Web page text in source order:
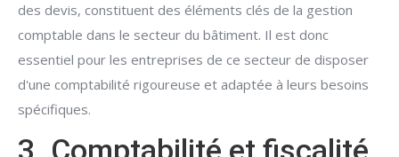
des devis, constituent des éléments clés de la gestion
comptable dans le secteur du bâtiment. Il est donc
essentiel pour les entreprises de ce secteur de disposer
d'une comptabilité rigoureuse et adaptée à leurs besoins
spécifiques.
3. Comptabilité et fiscalité